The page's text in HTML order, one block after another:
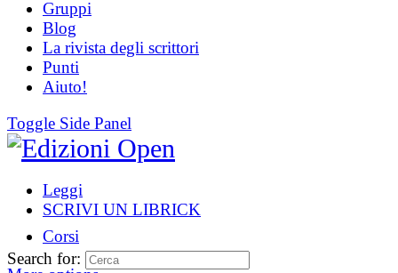
Gruppi
Blog
La rivista degli scrittori
Punti
Aiuto!
Toggle Side Panel
Leggi
SCRIVI UN LIBRICK
Corsi
Search for: